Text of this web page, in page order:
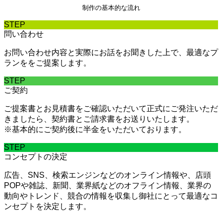
制作の基本的な流れ
STEP
問い合わせ
お問い合わせ内容と実際にお話をお聞きした上で、最適なプ
ランををご提案します。
STEP
ご契約
ご提案書とお見積書をご確認いただいて正式にご発注いただ
きましたら、契約書とご請求書をお送りいたします。
※基本的にご契約後に半金をいただいております。
STEP
コンセプトの決定
広告、SNS、検索エンジンなどのオンライン情報や、店頭
POPや雑誌、新聞、業界紙などのオフライン情報、業界の
動向やトレンド、競合の情報を収集し御社にとって最適なコ
ンセプトを決定します。